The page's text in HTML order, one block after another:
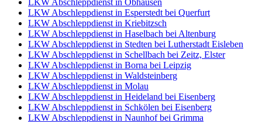
LKW Abschleppdienst in Obhausen
LKW Abschleppdienst in Esperstedt bei Querfurt
LKW Abschleppdienst in Kriebitzsch
LKW Abschleppdienst in Haselbach bei Altenburg
LKW Abschleppdienst in Stedten bei Lutherstadt Eisleben
LKW Abschleppdienst in Schellbach bei Zeitz, Elster
LKW Abschleppdienst in Borna bei Leipzig
LKW Abschleppdienst in Waldsteinberg
LKW Abschleppdienst in Molau
LKW Abschleppdienst in Heideland bei Eisenberg
LKW Abschleppdienst in Schkölen bei Eisenberg
LKW Abschleppdienst in Naunhof bei Grimma